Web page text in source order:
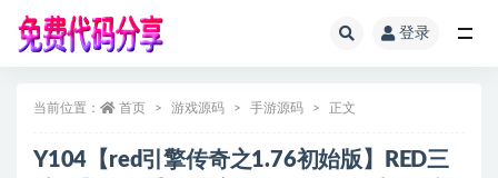
登录
当前位置： 首页 游戏源码 手游源码 正文
Y104【red引擎传奇之1.76初始版】RED三